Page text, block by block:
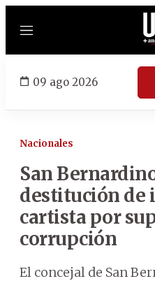
Menú
09 ago 2026
Nacionales
San
destitución de
cartista por
corrupción
El concejal de San